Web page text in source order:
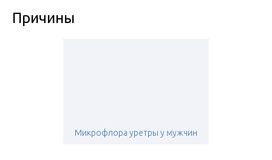
Причины
Микрофлора уретры у мужчин